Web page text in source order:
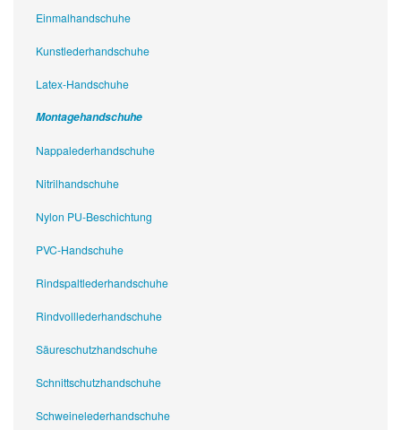
Einmalhandschuhe
Kunstlederhandschuhe
Latex-Handschuhe
Montagehandschuhe
Nappalederhandschuhe
Nitrilhandschuhe
Nylon PU-Beschichtung
PVC-Handschuhe
Rindspaltlederhandschuhe
Rindvolllederhandschuhe
Säureschutzhandschuhe
Schnittschutzhandschuhe
Schweinelederhandschuhe